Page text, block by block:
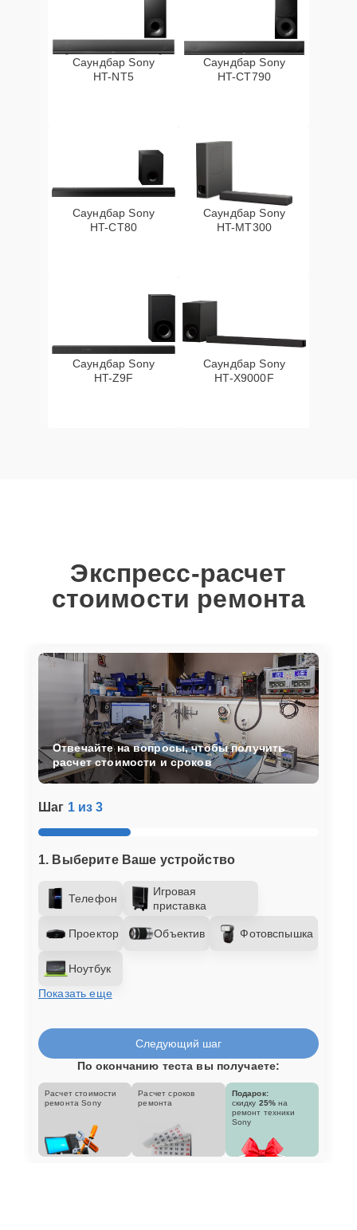
Саундбар Sony
HT-NT5
Саундбар Sony
HT-CT790
Саундбар Sony
HT-CT80
Саундбар Sony
HT-MT300
Саундбар Sony
HT-Z9F
Саундбар Sony
HT-X9000F
Экспресс-расчет
стоимости ремонта
Шаг 1 из 3
1. Выберите Ваше устройство
Телефон
Игровая
приставка
Проектор Объектив Фотовспышка
Ноутбук
Показать еще
Отвечайте на вопросы, чтобы получить
расчет стоимости и сроков
Следующий шаг
По окончанию теста вы получаете:
Расчет стоимости
ремонта Sony
Расчет сроков
ремонта
Подарок:
скидку 25% на
ремонт техники
Sony